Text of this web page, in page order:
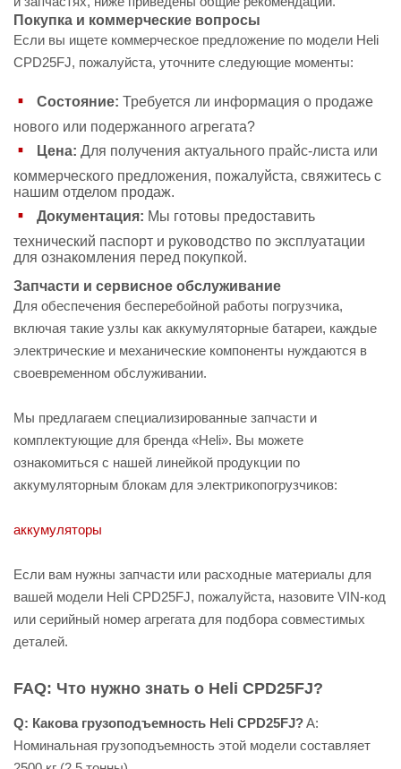
Покупка и коммерческие вопросы
Если вы ищете коммерческое предложение по модели Heli
CPD25FJ, пожалуйста, уточните следующие моменты:
Состояние: Требуется ли информация о продаже
нового или подержанного агрегата?
Цена: Для получения актуального прайс-листа или
коммерческого предложения, пожалуйста, свяжитесь с
нашим отделом продаж.
Документация: Мы готовы предоставить
технический паспорт и руководство по эксплуатации
для ознакомления перед покупкой.
Запчасти и сервисное обслуживание
Для обеспечения бесперебойной работы погрузчика,
включая такие узлы как аккумуляторные батареи, каждые
электрические и механические компоненты нуждаются в
своевременном обслуживании.
Мы предлагаем специализированные запчасти и
комплектующие для бренда «Heli». Вы можете
ознакомиться с нашей линейкой продукции по
аккумуляторным блокам для электрикопогрузчиков:
аккумуляторы
Если вам нужны запчасти или расходные материалы для
вашей модели Heli CPD25FJ, пожалуйста, назовите VIN-код
или серийный номер агрегата для подбора совместимых
деталей.
FAQ: Что нужно знать о Heli CPD25FJ?
Q: Какова грузоподъемность Heli CPD25FJ?A:
Номинальная грузоподъемность этой модели составляет